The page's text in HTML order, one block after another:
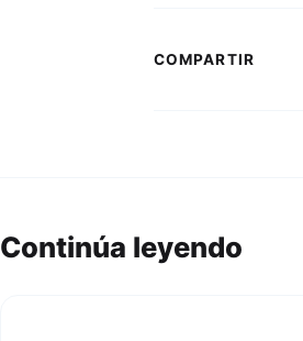
COMPARTIR
Continúa leyendo